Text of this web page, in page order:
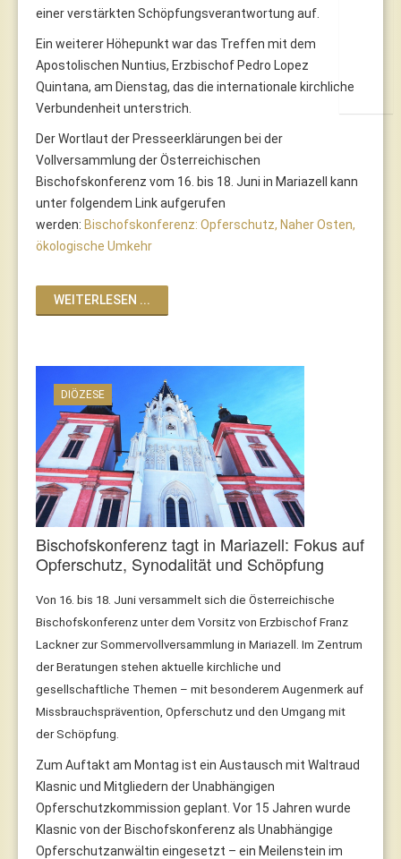
einer verstärkten Schöpfungsverantwortung auf.
Ein weiterer Höhepunkt war das Treffen mit dem
Apostolischen Nuntius, Erzbischof Pedro Lopez
Quintana, am Dienstag, das die internationale kirchliche
Verbundenheit unterstrich.
Der Wortlaut der Presseerklärungen bei der
Vollversammlung der Österreichischen
Bischofskonferenz vom 16. bis 18. Juni in Mariazell kann
unter folgendem Link aufgerufen
werden: Bischofskonferenz: Opferschutz, Naher Osten,
ökologische Umkehr
WEITERLESEN ...
DIÖZESE
Bischofskonferenz tagt in Mariazell: Fokus auf
Opferschutz, Synodalität und Schöpfung
Von 16. bis 18. Juni versammelt sich die Österreichische
Bischofskonferenz unter dem Vorsitz von Erzbischof Franz
Lackner zur Sommervollversammlung in Mariazell. Im Zentrum
der Beratungen stehen aktuelle kirchliche und
gesellschaftliche Themen – mit besonderem Augenmerk auf
Missbrauchsprävention, Opferschutz und den Umgang mit
der Schöpfung.
Zum Auftakt am Montag ist ein Austausch mit Waltraud
Klasnic und Mitgliedern der Unabhängigen
Opferschutzkommission geplant. Vor 15 Jahren wurde
Klasnic von der Bischofskonferenz als Unabhängige
Opferschutzanwältin eingesetzt – ein Meilenstein im